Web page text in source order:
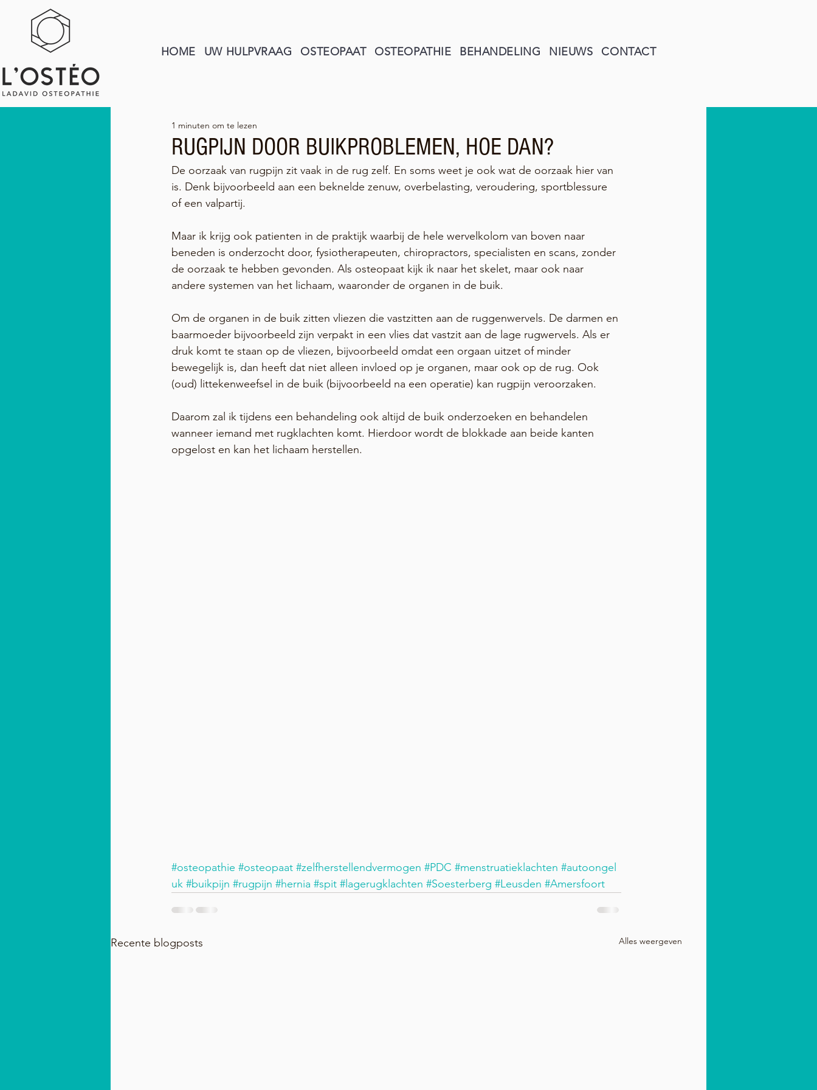
HOME UW HULPVRAAG OSTEOPAAT OSTEOPATHIE BEHANDELING NIEUWS CONTACT
RUGPIJN DOOR BUIKPROBLEMEN, HOE DAN?
1 minuten om te lezen
De oorzaak van rugpijn zit vaak in de rug zelf. En soms weet je ook wat de oorzaak hier van
is. Denk bijvoorbeeld aan een beknelde zenuw, overbelasting, veroudering, sportblessure
of een valpartij.
Maar ik krijg ook patienten in de praktijk waarbij de hele wervelkolom van boven naar
beneden is onderzocht door, fysiotherapeuten, chiropractors, specialisten en scans, zonder
de oorzaak te hebben gevonden. Als osteopaat kijk ik naar het skelet, maar ook naar
andere systemen van het lichaam, waaronder de organen in de buik.
Om de organen in de buik zitten vliezen die vastzitten aan de ruggenwervels. De darmen en
baarmoeder bijvoorbeeld zijn verpakt in een vlies dat vastzit aan de lage rugwervels. Als er
druk komt te staan op de vliezen, bijvoorbeeld omdat een orgaan uitzet of minder
bewegelijk is, dan heeft dat niet alleen invloed op je organen, maar ook op de rug. Ook
(oud) littekenweefsel in de buik (bijvoorbeeld na een operatie) kan rugpijn veroorzaken.
Daarom zal ik tijdens een behandeling ook altijd de buik onderzoeken en behandelen
wanneer iemand met rugklachten komt. Hierdoor wordt de blokkade aan beide kanten
opgelost en kan het lichaam herstellen.
#osteopathie #osteopaat #zelfherstellendvermogen #PDC #menstruatieklachten #autoongel
uk #buikpijn #rugpijn #hernia #spit #lagerugklachten #Soesterberg #Leusden #Amersfoort
Recente blogposts Alles weergeven